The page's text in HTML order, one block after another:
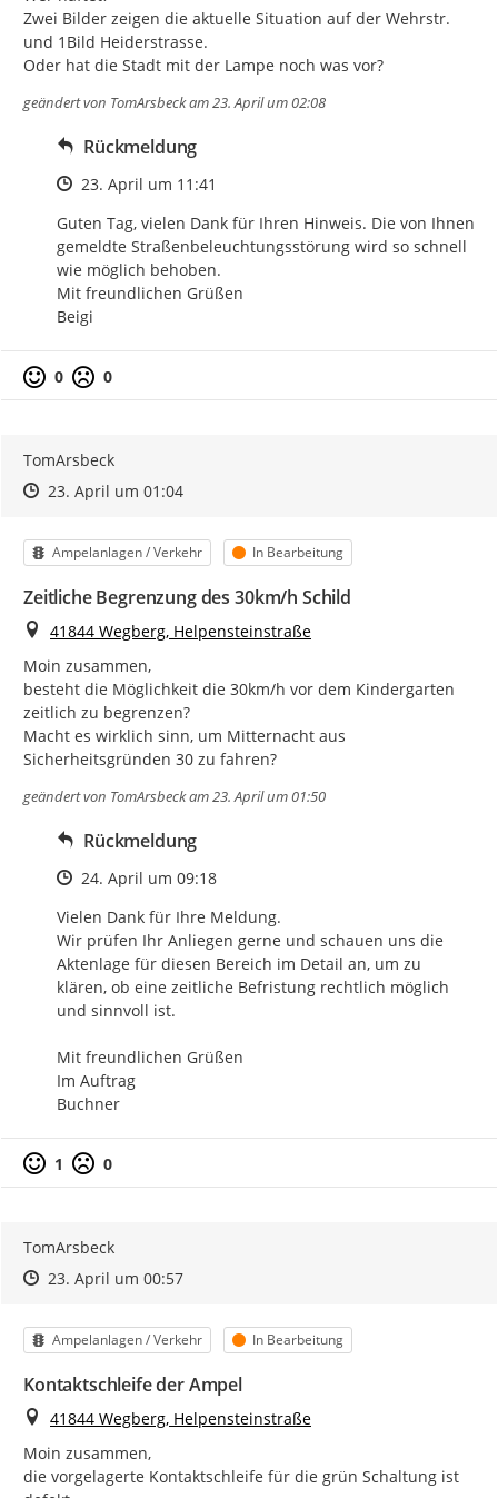
Zwei Bilder zeigen die aktuelle Situation auf der Wehrstr.
und 1Bild Heiderstrasse.
Oder hat die Stadt mit der Lampe noch was vor?
geändert von TomArsbeckam 23. April um 02:08
Rückmeldung
Zeitpunkt des Erstellens
23. April um 11:41
Guten Tag, vielen Dank für Ihren Hinweis. Die von Ihnen
gemeldte Straßenbeleuchtungsstörung wird so schnell
wie möglich behoben.
Mit freundlichen Grüßen
Beigi
0 0
TomArsbeck
Zeitpunkt des Erstellens
Zeitpunkt des Erstellens
23. April um 01:04Zur Äußerung
Kategorie
Ampelanlagen / Verkehr Status
In Bearbeitung
Zeitliche Begrenzung des 30km/h Schild
Ort
41844 Wegberg, Helpensteinstraße
Moin zusammen,
besteht die Möglichkeit die 30km/h vor dem Kindergarten
zeitlich zu begrenzen?
Macht es wirklich sinn, um Mitternacht aus
Sicherheitsgründen 30 zu fahren?
geändert von TomArsbeckam 23. April um 01:50
Rückmeldung
Zeitpunkt des Erstellens
24. April um 09:18
Vielen Dank für Ihre Meldung.
Wir prüfen Ihr Anliegen gerne und schauen uns die
Aktenlage für diesen Bereich im Detail an, um zu
klären, ob eine zeitliche Befristung rechtlich möglich
und sinnvoll ist.
Mit freundlichen Grüßen
Im Auftrag
Buchner
1 0
TomArsbeck
Zeitpunkt des Erstellens
Zeitpunkt des Erstellens
23. April um 00:57Zur Äußerung
Kategorie
Ampelanlagen / Verkehr Status
In Bearbeitung
Kontaktschleife der Ampel
Ort
41844 Wegberg, Helpensteinstraße
Moin zusammen,
die vorgelagerte Kontaktschleife für die grün Schaltung ist